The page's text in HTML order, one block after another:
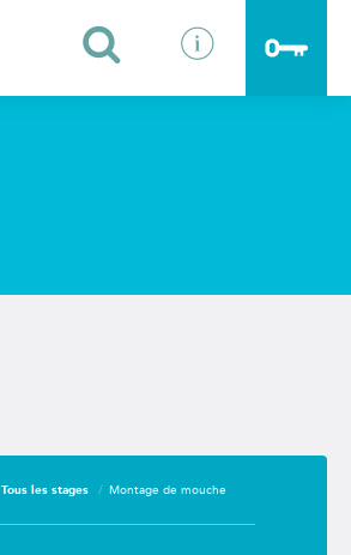
Tous les stages Montage de mouche